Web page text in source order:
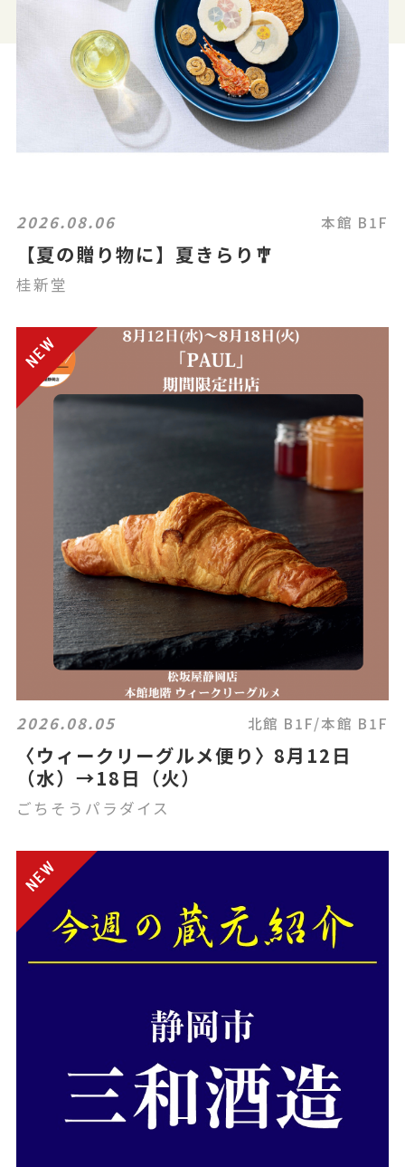
2026.08.06 本館 B1F
【夏の贈り物に】夏きらり🎐
桂新堂
2026.08.05 北館 B1F/本館 B1F
〈ウィークリーグルメ便り〉8月12日
（水）→18日（火）
ごちそうパラダイス